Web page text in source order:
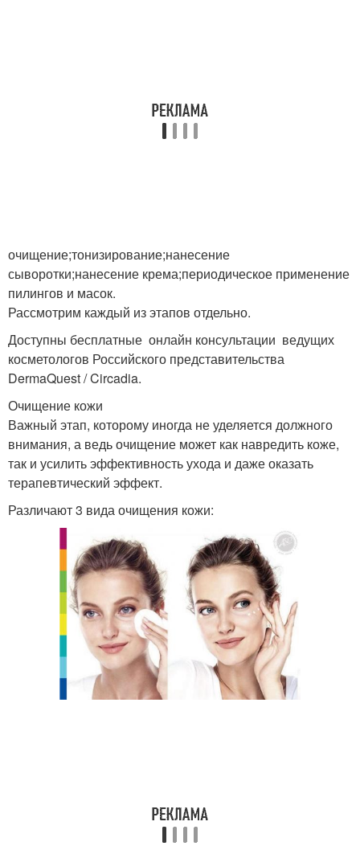
очищение;тонизирование;нанесение
сыворотки;нанесение крема;периодическое применение
пилингов и масок.
Рассмотрим каждый из этапов отдельно.
Доступны бесплатные онлайн консультации ведущих
косметологов Российского представительства
DermaQuest / Circadia.
Очищение кожи
Важный этап, которому иногда не уделяется должного
внимания, а ведь очищение может как навредить коже,
так и усилить эффективность ухода и даже оказать
терапевтический эффект.
Различают 3 вида очищения кожи: